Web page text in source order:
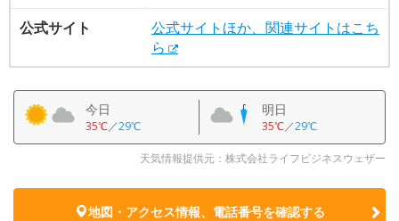
公式サイト
公式サイトほか、関連サイトはこち
ら
今日
35℃／29℃
明日
35℃／29℃
天気情報提供元：株式会社ライフビジネスウェザー
地図・アクセス情報、電話番号を確認する